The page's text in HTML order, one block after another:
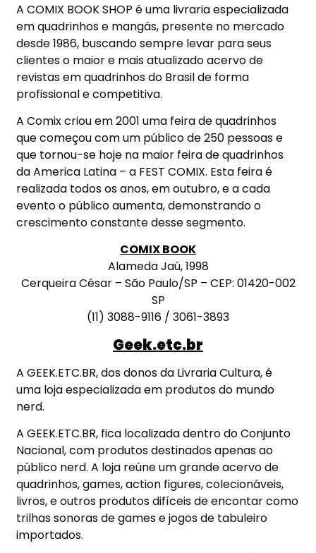
A COMIX BOOK SHOP é uma livraria especializada
em quadrinhos e mangás, presente no mercado
desde 1986, buscando sempre levar para seus
clientes o maior e mais atualizado acervo de
revistas em quadrinhos do Brasil de forma
profissional e competitiva.
A Comix criou em 2001 uma feira de quadrinhos
que começou com um público de 250 pessoas e
que tornou-se hoje na maior feira de quadrinhos
da America Latina – a FEST COMIX. Esta feira é
realizada todos os anos, em outubro, e a cada
evento o público aumenta, demonstrando o
crescimento constante desse segmento.
COMIX BOOK
Alameda Jaú, 1998
Cerqueira César – São Paulo/SP – CEP: 01420-002
SP
(11) 3088-9116 / 3061-3893
Geek.etc.br
A GEEK.ETC.BR, dos donos da Livraria Cultura, é
uma loja especializada em produtos do mundo
nerd.
A GEEK.ETC.BR, fica localizada dentro do Conjunto
Nacional, com produtos destinados apenas ao
público nerd. A loja reúne um grande acervo de
quadrinhos, games, action figures, colecionáveis,
livros, e outros produtos difíceis de encontar como
trilhas sonoras de games e jogos de tabuleiro
importados.